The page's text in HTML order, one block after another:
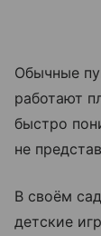
Обычные
работают
быстро
не
В своём
детские